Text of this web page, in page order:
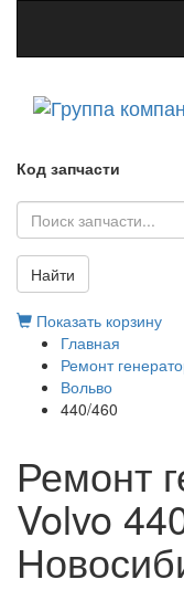
Код запчасти
Найти
Показать корзину
Главная
Ремонт
Вольво
440/460
Ремонт
Volvo